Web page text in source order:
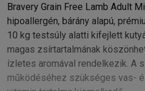
Bravery Grain Free Lamb Adult
hipoallergén, bárány alapú,
10 kg testsúly alatti kifejlett
magas zsírtartalmának
ízletes aromával rendelkezik. A
működéséhez szükséges vas-